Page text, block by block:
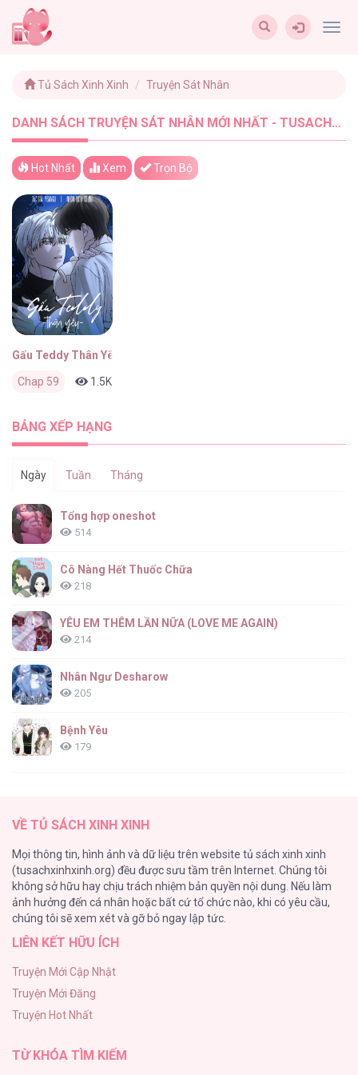
Tủ Sách Xinh Xinh Truyện Sát Nhân
DANH SÁCH TRUYỆN SÁT NHÂN MỚI NHẤT - TUSACHXINHXINH (1)
Hot Nhất Xem Trọn Bộ
Gấu Teddy Thân Yêu
Chap 59 1.5K
BẢNG XẾP HẠNG
Ngày Tuần Tháng
Tổng hợp oneshot
514
Cô Nàng Hết Thuốc Chữa
218
YÊU EM THÊM LẦN NỮA (LOVE ME AGAIN)
214
Nhân Ngư Desharow
205
Bệnh Yêu
179
135
Đứa Nhỏ Không Phải Là Con Anh
124
Vương Miện Lục Bảo
Mùa Xuân Hoa Nở
103
VỀ TỦ SÁCH XINH XINH
Mọi thông tin, hình ảnh và dữ liệu trên website tủ sách xinh xinh
(tusachxinhxinh.org) đều được sưu tầm trên Internet. Chúng tôi
không sở hữu hay chịu trách nhiệm bản quyền nội dung. Nếu làm
ảnh hưởng đến cá nhân hoặc bất cứ tổ chức nào, khi có yêu cầu,
chúng tôi sẽ xem xét và gỡ bỏ ngay lập tức.
LIÊN KẾT HỮU ÍCH
Truyện Mới Cập Nhật
Truyện Mới Đăng
Truyện Hot Nhất
TỪ KHÓA TÌM KIẾM